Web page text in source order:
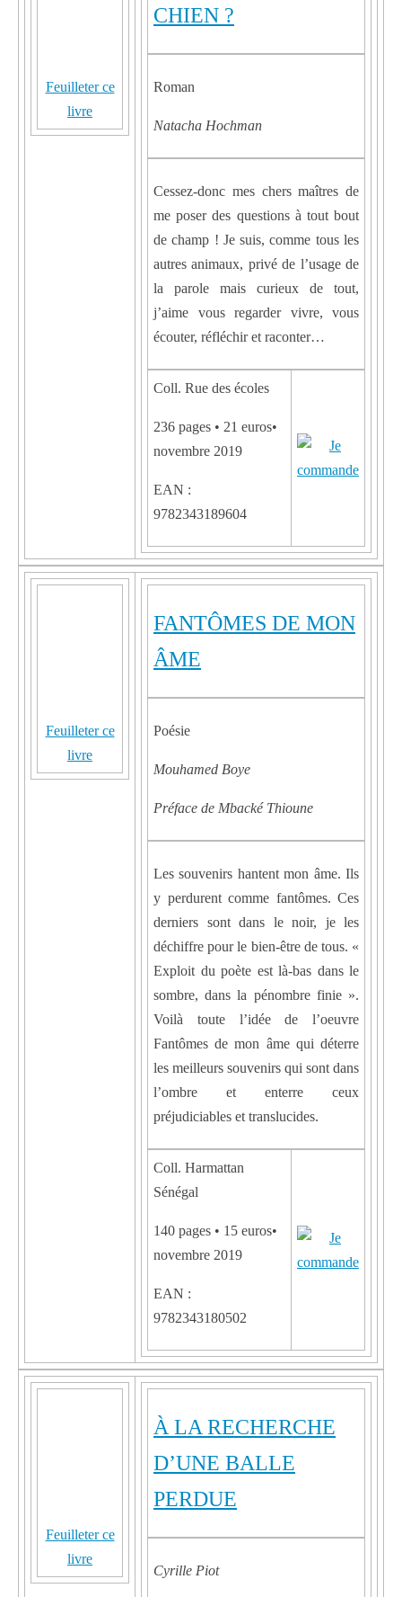
Feuilleter ce
livre
CHIEN ?
Roman
Natacha Hochman
Cessez-donc mes chers maîtres de
me poser des questions à tout bout
de champ ! Je suis, comme tous les
autres animaux, privé de l’usage de
la parole mais curieux de tout,
j’aime vous regarder vivre, vous
écouter, réfléchir et raconter…
Coll. Rue des écoles
236 pages • 21 euros•
novembre 2019
EAN :
9782343189604
Feuilleter ce
livre
FANTÔMES DE MON
ÂME
Poésie
Mouhamed Boye
Préface de Mbacké Thioune
Les souvenirs hantent mon âme. Ils
y perdurent comme fantômes. Ces
derniers sont dans le noir, je les
déchiffre pour le bien-être de tous. «
Exploit du poète est là-bas dans le
sombre, dans la pénombre finie ».
Voilà toute l’idée de l’oeuvre
Fantômes de mon âme qui déterre
les meilleurs souvenirs qui sont dans
l’ombre et enterre ceux
préjudiciables et translucides.
Coll. Harmattan
Sénégal
140 pages • 15 euros•
novembre 2019
EAN :
9782343180502
Feuilleter ce
livre
À LA RECHERCHE
D’UNE BALLE
PERDUE
Cyrille Piot